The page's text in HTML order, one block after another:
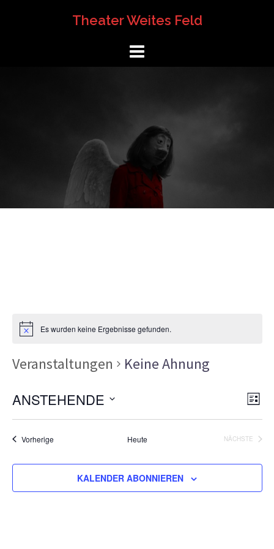
Theater Weites Feld
Es wurden keine Ergebnisse gefunden.
Veranstaltungen Keine Ahnung
LISTE
ANSTEHENDE
Datum
wählen.
VorherigeVeranstaltungen Heute
NÄCHSTE
KALENDER ABONNIEREN